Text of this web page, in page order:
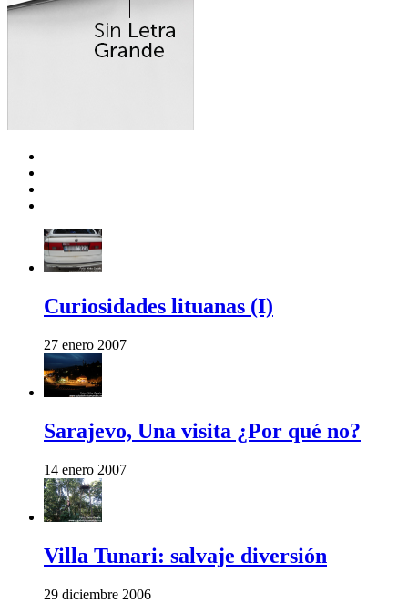
Curiosidades lituanas (I)
27 enero 2007
Sarajevo, Una visita ¿Por qué no?
14 enero 2007
Villa Tunari: salvaje diversión
29 diciembre 2006